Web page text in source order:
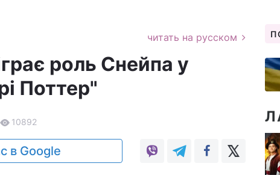
читать на русском
роль Снейпа у
Поттер"
10892
в Google